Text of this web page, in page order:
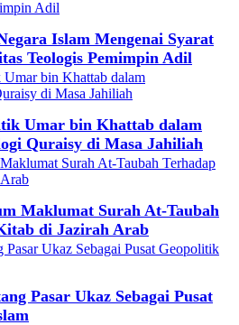
Islam Mengenai Syarat
Teologis Pemimpin Adil
Umar bin Khattab dalam
Quraisy di Masa Jahiliah
Maklumat Surah At-Taubah
di Jazirah Arab
Pasar Ukaz Sebagai Pusat